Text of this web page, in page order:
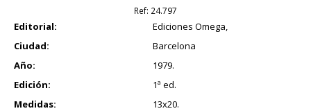
Ref: 24.797
Editorial:
Ediciones Omega,
Ciudad:
Barcelona
Año:
1979.
Edición:
1ª ed.
Medidas:
13x20.